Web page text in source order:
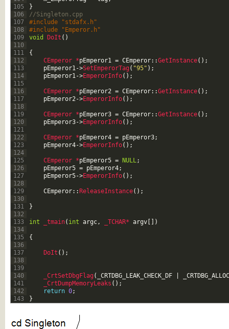
105
106
107
108
109
110
111
112
113
114
115
116
117
118
119
120
121
122
123
124
125
126
127
128
129
130
131
132
133
134
135
136
137
138
139
140
141
142
143
}
//Singleton.cpp
#include "stdafx.h"
#include "Emperor.h"
void
DoIt ( )
{
CEmperor *pEmperor1 = CEmperor::GetInstance( ) ;
pEmperor1->SetEmperorTag ( "95" ) ;
pEmperor1->EmperorInfo( ) ;
CEmperor *pEmperor2 = CEmperor::GetInstance( ) ;
pEmperor2->EmperorInfo( ) ;
CEmperor *pEmperor3 = CEmperor::GetInstance( ) ;
pEmperor3->EmperorInfo( ) ;
CEmperor *pEmperor4 = pEmperor3;
pEmperor4->EmperorInfo( ) ;
CEmperor *pEmperor5 = NULL;
pEmperor5 = pEmperor4;
pEmperor5->EmperorInfo( ) ;
CEmperor:: ReleaseInstance( ) ;
}
int _tmain( int argc, _TCHAR* argv )
{
DoIt ( ) ;
_CrtSetDbgFlag ( _CRTDBG_LEAK_CHECK_DF
_CrtDumpMemoryLeaks ( ) ;
return 0;
}